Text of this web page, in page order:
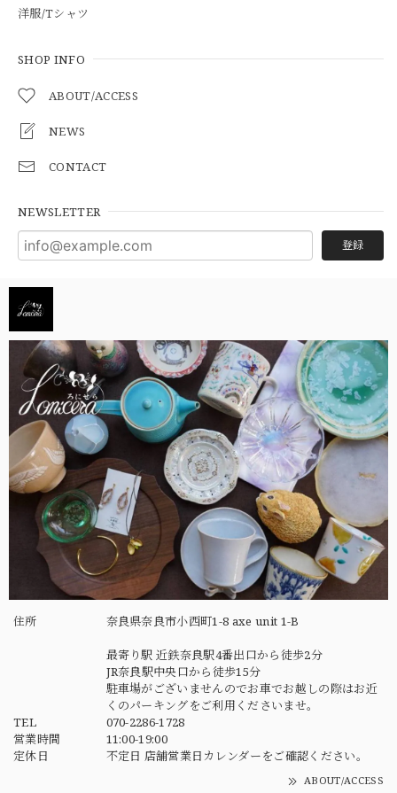
洋服/Tシャツ
SHOP INFO
ABOUT/ACCESS
NEWS
CONTACT
NEWSLETTER
登録
住所 奈良県奈良市小西町1-8 axe unit 1-B
最寄り駅 近鉄奈良駅4番出口から徒歩2分
JR奈良駅中央口から徒歩15分
駐車場がございませんのでお車でお越しの際はお近
くのパーキングをご利用くださいませ。
TEL
070-2286-1728
営業時間
11:00-19:00
定休日
不定日 店舗営業日カレンダーをご確認ください。
ABOUT/ACCESS